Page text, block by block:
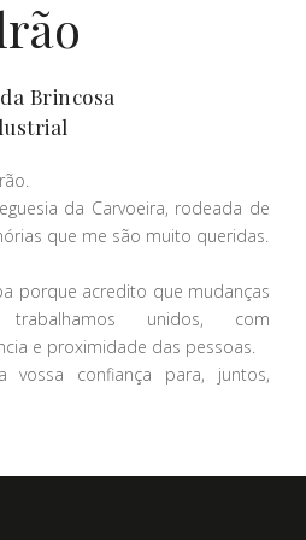
Brincosa
da Carvoeira, rodeada de
que me são muito queridas.
porque acredito que mudanças
unidos, com
e proximidade das pessoas.
confiança para, juntos,